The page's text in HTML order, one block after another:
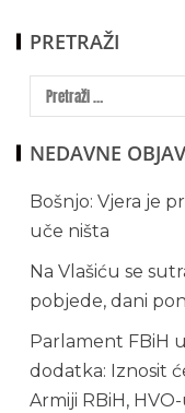
PRETRAŽI
NEDAVNE
Bošnjo: Vjera je
uče ništa
Na Vlašiću se
pobjede, dani
Parlament FBiH
dodatka: Iznosit
Armiji RBiH,